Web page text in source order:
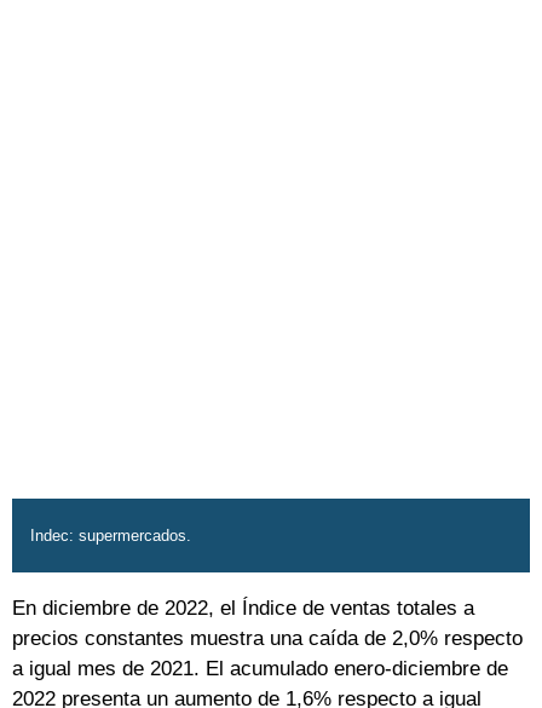
Indec: supermercados.
En diciembre de 2022, el Índice de ventas totales a
precios constantes muestra una caída de 2,0% respecto
a igual mes de 2021. El acumulado enero-diciembre de
2022 presenta un aumento de 1,6% respecto a igual